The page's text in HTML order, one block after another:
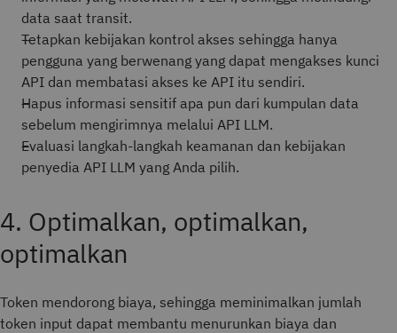
data saat transit.
Tetapkan kebijakan kontrol akses sehingga hanya
pengguna yang berwenang yang dapat mengakses kunci
API dan membatasi akses ke API itu sendiri.
Hapus informasi sensitif apa pun dari kumpulan data
sebelum mengirimnya melalui API LLM.
Evaluasi langkah-langkah keamanan dan kebijakan
penyedia API LLM yang Anda pilih.
4. Optimalkan, optimalkan,
optimalkan
Token mendorong biaya, sehingga meminimalkan jumlah
token input dapat membantu menurunkan biaya dan